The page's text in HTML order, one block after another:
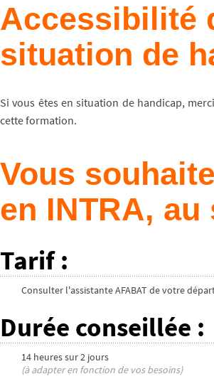
Accessibilité
situation de
Si vous êtes en situation de handicap,
cette formation.
Vous
en INTRA,
Tarif :
Consulter l'assistante AFABAT de votre
Durée conseillée :
14 heuressur2 jours
(à adapter en fonction de vos besoins)